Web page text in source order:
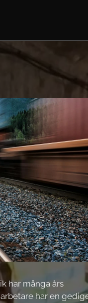
har många års
har en